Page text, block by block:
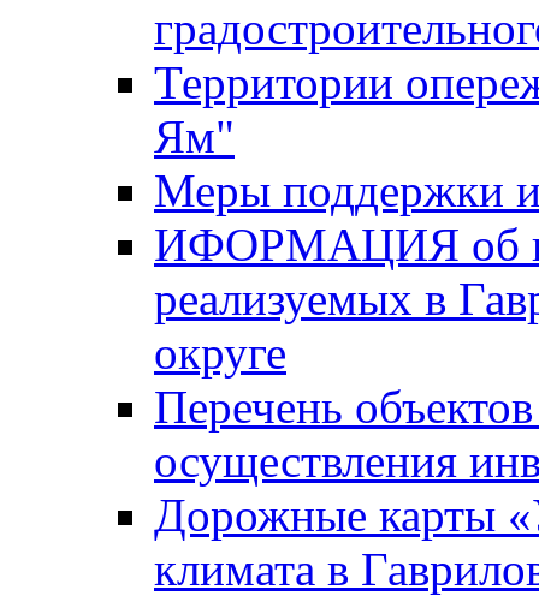
Территории
Ям"
Меры поддержки
ИФОРМАЦИЯ об
реализуемых в
округе
Перечень
осуществления
Дорожные карты
климата в